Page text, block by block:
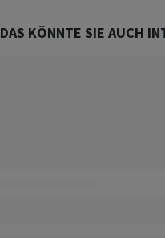
DAS KÖNNTE SIE AUCH